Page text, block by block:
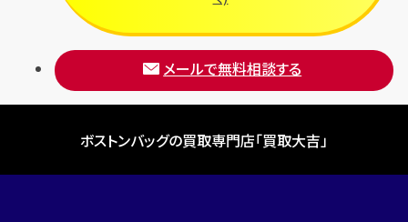
メールで無料相談する
ボストンバッグの買取専門店「買取大吉」